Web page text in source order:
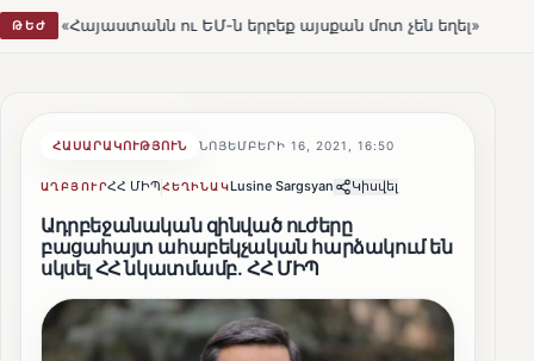
ԹԵԺու ԵՄ-ն երբեք այսքան մոտ չեն եղել» HOT
ՀԱՍԱՐԱԿՈՒԹՅՈՒՆ ՆՈՅԵՄԲԵՐԻ 16, 2021, 16:50
ԱՂԲՅՈՒՐՀՀ ՄԻՊՀԵՂԻՆԱԿLusine Sargsyan Կիսվել
Ադրբեջանական զինված ուժերը
բացահայտ ահաբեկչական հարձակում են
սկսել ՀՀ նկատմամբ․ ՀՀ ՄԻՊ